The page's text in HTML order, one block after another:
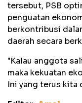
tersebut, PSB
penguatan
berkontribusi
daerah secara
"Kalau anggota
maka kekuatan
Ini yang terus kita